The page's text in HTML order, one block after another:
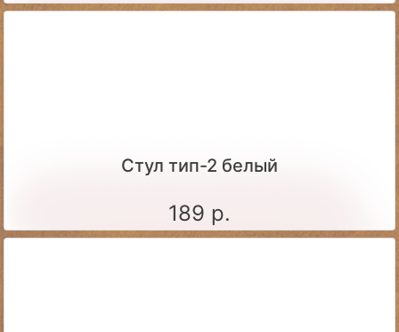
Стул тип-2 белый
189 р.